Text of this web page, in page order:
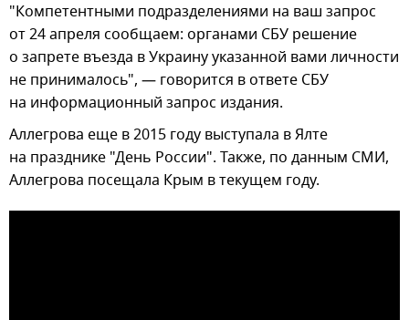
"Компетентными подразделениями на ваш запрос
от 24 апреля сообщаем: органами СБУ решение
о запрете въезда в Украину указанной вами личности
не принималось", — говорится в ответе СБУ
на информационный запрос издания.
Аллегрова еще в 2015 году выступала в Ялте
на празднике "День России". Также, по данным СМИ,
Аллегрова посещала Крым в текущем году.